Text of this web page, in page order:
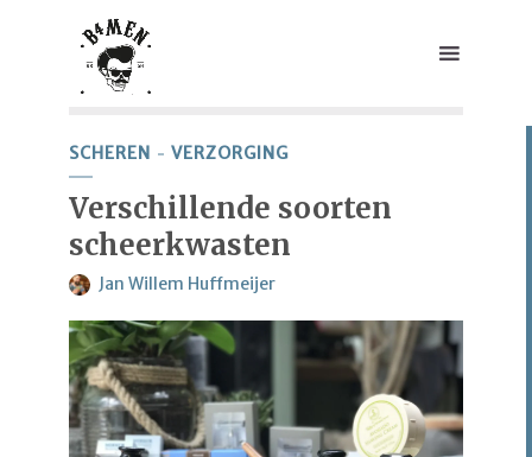
SCHEREN VERZORGING
Verschillende soorten
scheerkwasten
Jan Willem Huffmeijer